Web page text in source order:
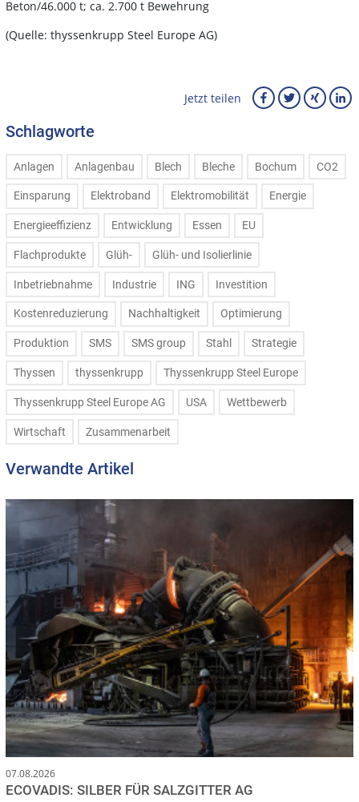
Beton/46.000 t; ca. 2.700 t Bewehrung
(Quelle: thyssenkrupp Steel Europe AG)
Jetzt teilen
Schlagworte
Anlagen Anlagenbau Blech Bleche Bochum CO2
Einsparung Elektroband Elektromobilität Energie
Energieeffizienz Entwicklung Essen EU
Flachprodukte Glüh- Glüh- und Isolierlinie
Inbetriebnahme Industrie ING Investition
Kostenreduzierung Nachhaltigkeit Optimierung
Produktion SMS SMS group Stahl Strategie
Thyssen thyssenkrupp Thyssenkrupp Steel Europe
Thyssenkrupp Steel Europe AG USA Wettbewerb
Wirtschaft Zusammenarbeit
Verwandte Artikel
07.08.2026
ECOVADIS: SILBER FÜR SALZGITTER AG